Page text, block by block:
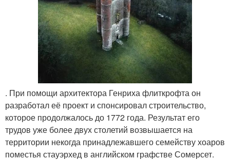
. При помощи архитектора Генриха флиткрофта он
разработал её проект и спонсировал строительство,
которое продолжалось до 1772 года. Результат его
трудов уже более двух столетий возвышается на
территории некогда принадлежавшего семейству хоаров
поместья стауэрхед в английском графстве Сомерсет.